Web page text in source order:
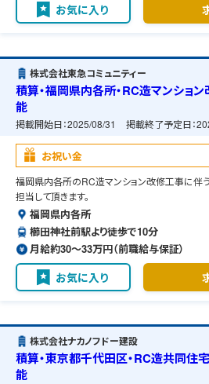
お気に入り
株式会社東急コミュニティー
積算・福岡県内各所・RC造マンショ
能
掲載開始日：2025/08/31 掲載終了予定日：
お祝い金
福岡県内各所のRC造マンション改修工事に伴
担当して頂きます。
福岡県内各所
櫛田神社前駅より徒歩で10分
月給約30〜33万円（前職給与保証）
お気に入り
株式会社ナカノフドー建設
積算・東京都千代田区・RC造共同住
能